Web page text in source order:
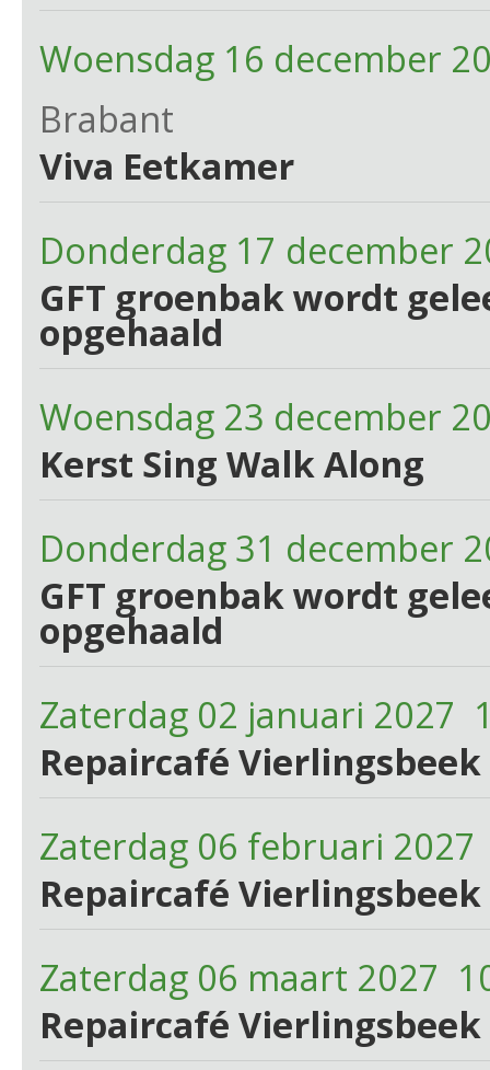
Woensdag 16 december
Brabant
Viva Eetkamer
Donderdag 17 december
GFT groenbak wordt
opgehaald
Woensdag 23 december
Kerst Sing Walk Along
Donderdag 31 december
GFT groenbak wordt
opgehaald
Zaterdag 02 januari 2027
Repaircafé
Zaterdag 06 februari
Repaircafé
Zaterdag 06 maart 2027
Repaircafé